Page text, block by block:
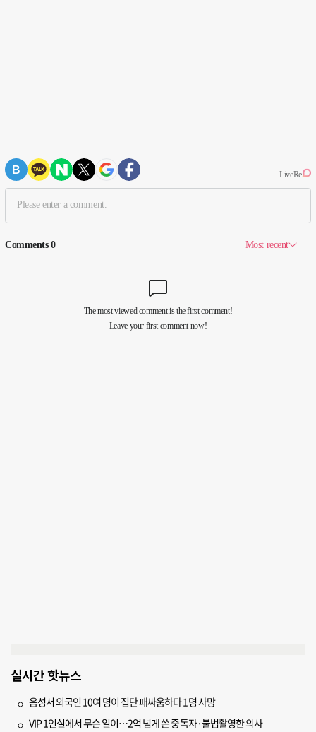
실시간 핫뉴스
음성서 외국인 10여 명이 집단 패싸움하다 1명 사망
VIP 1인실에서 무슨 일이…2억 넘게 쓴 중독자·불법촬영한 의사